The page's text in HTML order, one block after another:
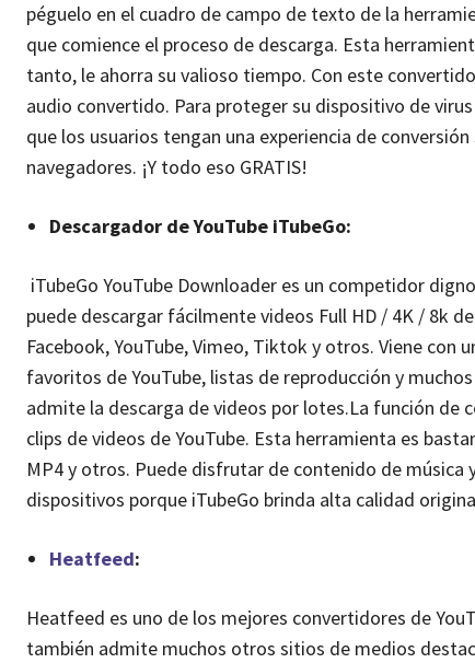
péguelo en el cuadro de campo de texto de la
que comience el proceso de descarga. Esta
tanto, le ahorra su valioso tiempo. Con este
audio convertido. Para proteger su dispositivo de
que los usuarios tengan una experiencia de
navegadores. ¡Y todo eso GRATIS!
Descargador de YouTube iTubeGo:
iTubeGo YouTube Downloader es un competidor
puede descargar fácilmente videos Full HD / 4K / 8k
Facebook, YouTube, Vimeo, Tiktok y otros. Viene
favoritos de YouTube, listas de reproducción y
admite la descarga de videos por lotes.La función de
clips de videos de YouTube. Esta herramienta es
MP4 y otros. Puede disfrutar de contenido de
dispositivos porque iTubeGo brinda alta calidad
Heatfeed:
Heatfeed es uno de los mejores convertidores de
también admite muchos otros sitios de medios